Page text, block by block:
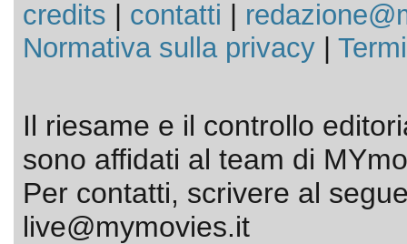
credits
contatti
Normativa sulla privacy|
Il riesame e il controllo
sono affidati al team di
Per contatti, scrivere al
live@mymovies.it